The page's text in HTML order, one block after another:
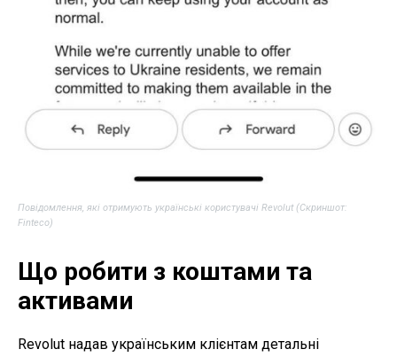
Повідомлення, які отримують українські користувачі Revolut (Скриншот:
Finteco)
Що робити з коштами та
активами
Revolut надав українським клієнтам детальні